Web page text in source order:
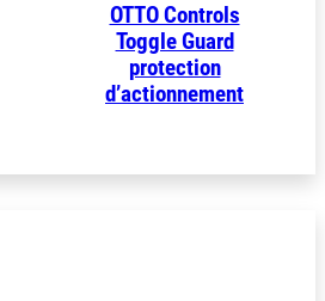
OTTO Controls
Toggle Guard
protection
d’actionnement